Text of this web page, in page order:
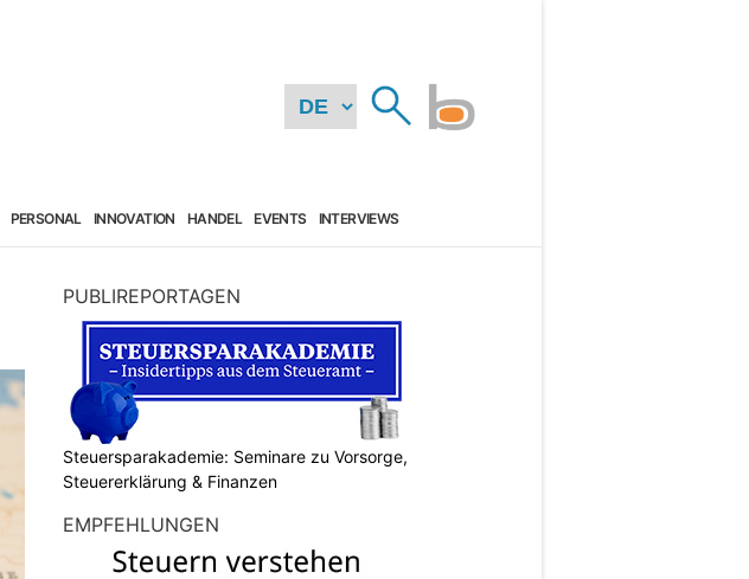
PERSONAL INNOVATION HANDEL EVENTS INTERVIEWS
PUBLIREPORTAGEN
Steuersparakademie: Seminare zu Vorsorge,
Steuererklärung & Finanzen
EMPFEHLUNGEN